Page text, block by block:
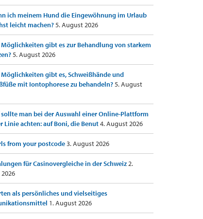
ich meinem Hund die Eingewöhnung im Urlaub
leicht machen?5. August 2026
Möglichkeiten gibt es zur Behandlung von starkem
5. August 2026
Möglichkeiten gibt es, Schweißhände und
mit Iontophorese zu behandeln?5. August
sollte man bei der Auswahl einer Online-Plattform
Linie achten: auf Boni, die Benut4. August 2026
from your postcode3. August 2026
für Casinovergleiche in der Schweiz2.
als persönliches und vielseitiges
1. August 2026